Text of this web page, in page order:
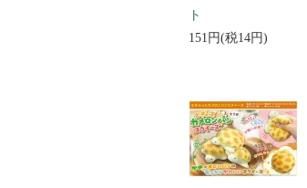
ト
151円(税14円)